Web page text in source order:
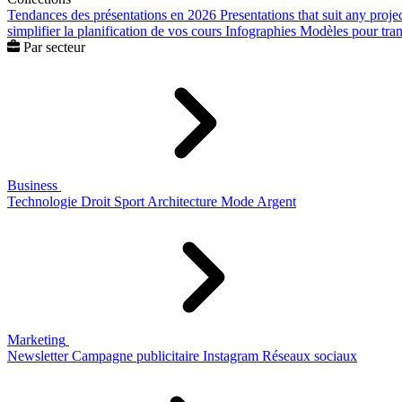
Tendances des présentations en 2026 Presentations that suit any
simplifier la planification de vos cours Infographies Modèles pour
Par secteur
Business
Technologie Droit Sport Architecture Mode Argent
Marketing
Newsletter Campagne publicitaire Instagram Réseaux sociaux